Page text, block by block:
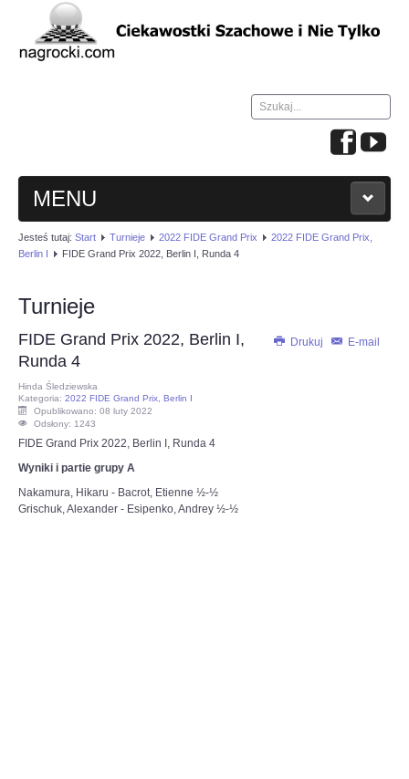
Szukaj...
MENU
HOME
WIADOMOŚCI
NAUKA GRY W SZACHY
TURNIEJE
OPINIE, KONTROWERSJE
POLITYKA
Jesteś tutaj: Start Turnieje 2022 FIDE Grand Prix
2022 FIDE Grand Prix,
Berlin I
FIDE Grand Prix 2022, Berlin I, Runda 4
Turnieje
Drukuj E-mail
FIDE Grand Prix 2022, Berlin I,
Runda 4
Hinda Śledziewska
Kategoria: 2022 FIDE Grand Prix, Berlin I
Opublikowano: 08 luty 2022
Odsłony: 1243
FIDE Grand Prix 2022, Berlin I, Runda 4
Wyniki i partie grupy A
Nakamura, Hikaru - Bacrot, Etienne ½-½
Grischuk, Alexander - Esipenko, Andrey ½-½